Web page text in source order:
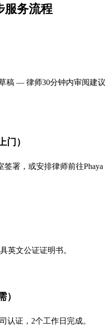
服务流程
稿 — 律师30分钟内审阅建议
门）
签署，或安排律师前往Phaya
英文公证证明书。
）
认证，2个工作日完成。